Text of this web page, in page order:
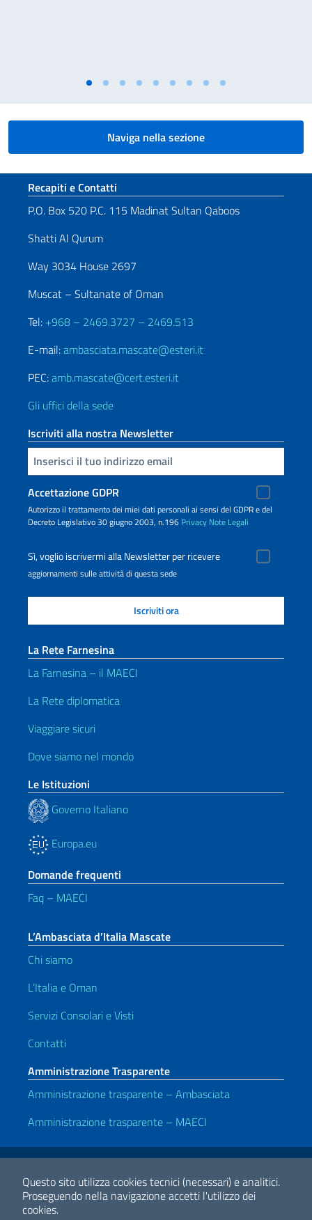
Questo sito utilizza cookies tecnici (necessari) e analitici.
Proseguendo nella navigazione accetti l'utilizzo dei
cookies.
Naviga nella sezione
Sezione footer
Recapiti e Contatti
P.O. Box 520 P.C. 115 Madinat Sultan Qaboos
Shatti Al Qurum
Way 3034 House 2697
Muscat – Sultanate of Oman
Tel: +968 – 2469.3727 – 2469.513
E-mail:ambasciata.mascate@esteri.it
PEC:amb.mascate@cert.esteri.it
Gli uffici della sede
Iscriviti alla nostra Newsletter
Inserisci la tua email
Accettazione GDPR
Autorizzo il trattamento dei miei dati personali ai sensi del GDPR e del
Decreto Legislativo 30 giugno 2003, n.196 Privacy Note Legali
Sì, voglio iscrivermi alla Newsletter per ricevere
aggiornamenti sulle attività di questa sede
La Rete Farnesina
La Farnesina – il MAECI
La Rete diplomatica
Viaggiare sicuri
Dove siamo nel mondo
Le Istituzioni
Governo Italiano
Europa.eu
Domande frequenti
Faq – MAECI
L’Ambasciata d’Italia Mascate
Chi siamo
L’Italia e Oman
Servizi Consolari e Visti
Contatti
Amministrazione Trasparente
Amministrazione trasparente – Ambasciata
Amministrazione trasparente – MAECI
Link Utili